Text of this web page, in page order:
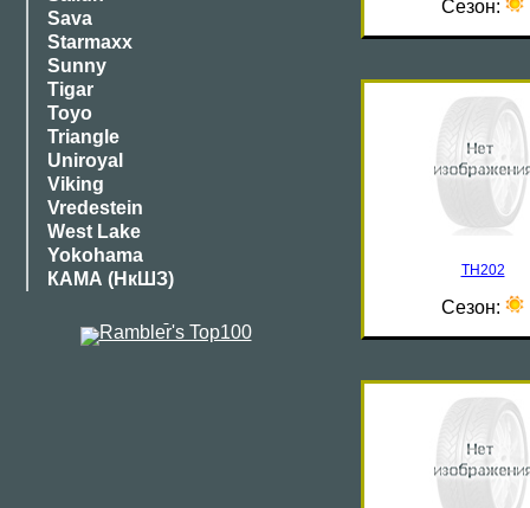
Sava
Starmaxx
Sunny
Tigar
Toyo
Triangle
Uniroyal
Viking
Vredestein
West Lake
Yokohama
КАМА (НкШЗ)
Сезон:
TH202
Сезон: